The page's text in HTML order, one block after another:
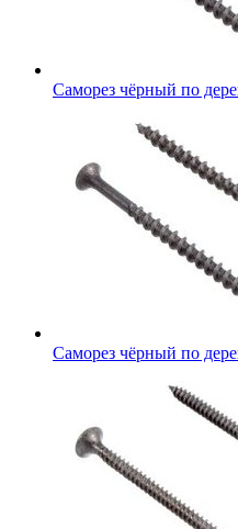
Саморез чёрный по
Саморез чёрный по